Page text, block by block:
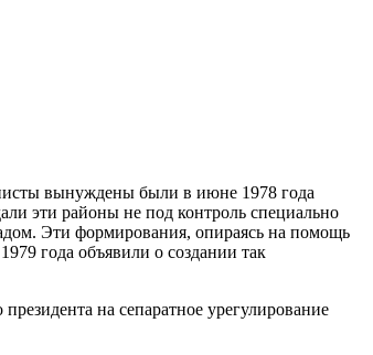
вынуждены были в июне 1978 года
эти районы не под контроль специально
Эти формирования, опираясь на помощь
года объявили о создании так
на сепаратное урегулирование